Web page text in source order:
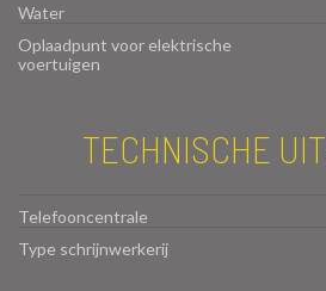
Water
Oplaadpunt voor elektrische
voertuigen
TECHNISCHE
Telefooncentrale
Type schrijnwerkerij